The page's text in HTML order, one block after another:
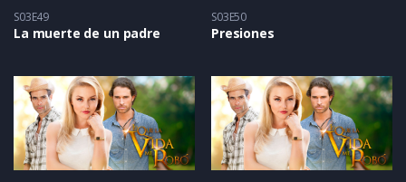
S03E49
La muerte de un padre
S03E50
Presiones